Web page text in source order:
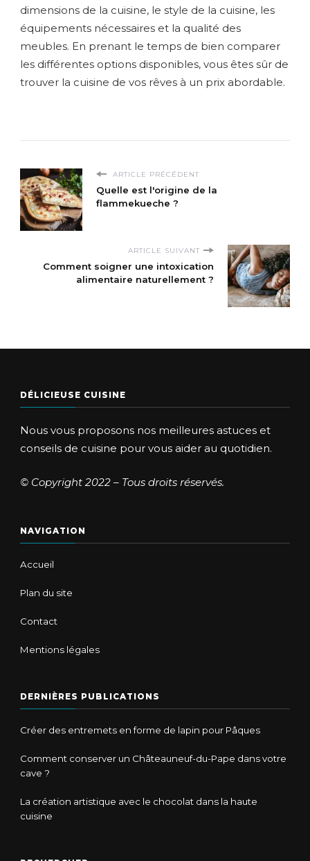
dimensions de la cuisine, le style de la cuisine, les
équipements nécessaires et la qualité des
meubles. En prenant le temps de bien comparer
les différentes options disponibles, vous êtes sûr de
trouver la cuisine de vos rêves à un prix abordable.
ARTICLE PRÉCÉDENT
Quelle est l'origine de la
flammekueche ?
ARTICLE SUIVANT
Comment soigner une intoxication
alimentaire naturellement ?
DÉLICIEUSE CUISINE
Nous vous proposons nos meilleures astuces et
conseils de cuisine pour vous aider au quotidien.
© Copyright 2022 – Tous droits réservés.
NAVIGATION
Accueil
Plan du site
Contact
Mentions légales
DERNIÈRES PUBLICATIONS
Créer des entremets en forme de lapin pour Pâques
Comment conserver un Châteauneuf-du-Pape dans votre
cave ?
La création artistique avec le chocolat dans la haute
cuisine